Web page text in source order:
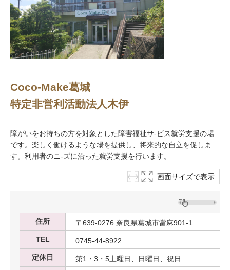
Coco-Make葛城
特定非営利活動法人木伊
障がいをお持ちの方を対象とした障害福祉サ-ビス就労支援の場
です。楽しく働けるような場を提供し、将来的な自立を促しま
す。利用者のニ-ズに沿った就労支援を行います。
画面サイズで表示
住所
〒639-0276 奈良県葛城市當麻901-1
TEL
0745-44-8922
定休日
第1・3・5土曜日、日曜日、祝日